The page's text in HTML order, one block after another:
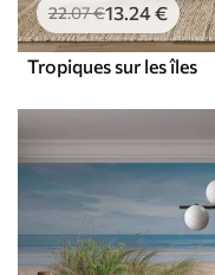
22.07€13.24€
Tropiques sur les îles